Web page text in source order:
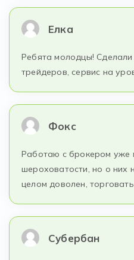
Елка
Ребята молодцы!
трейдеров, сервис на
Фокс
Работаю с брокером уже
шероховатости, но о них
целом доволен,
Субербан